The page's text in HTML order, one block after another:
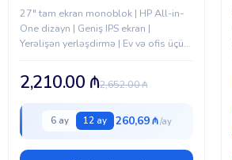
27" tam ekran monoblok | HP All-in-
One dizayn | Geniş IPS ekran |
Yerəlişən yerləşdirmə | Ev və ofis üçün
2,652.00₼
2,210.00 ₼
6 ay 12 ay 260,69 ₼